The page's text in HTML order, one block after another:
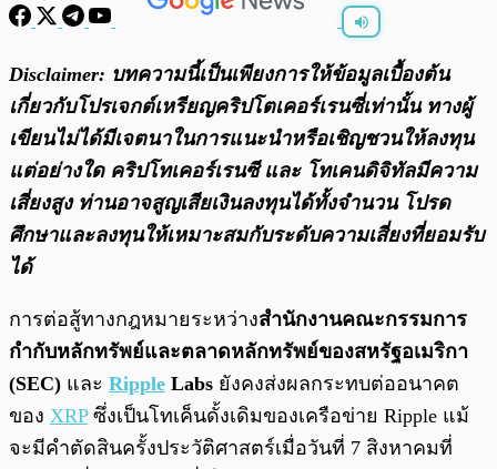
0:00/ 0:00
Disclaimer: บทความนี้เป็นเพียงการให้ข้อมูลเบื้องต้น
เกี่ยวกับโปรเจกต์เหรียญคริปโตเคอร์เรนซี่เท่านั้น ทางผู้
เขียนไม่ได้มีเจตนาในการแนะนำหรือเชิญชวนให้ลงทุน
แต่อย่างใด คริปโทเคอร์เรนซี และ โทเคนดิจิทัลมีความ
เสี่ยงสูง ท่านอาจสูญเสียเงินลงทุนได้ทั้งจํานวน โปรด
ศึกษาและลงทุนให้เหมาะสมกับระดับความเสี่ยงที่ยอมรับ
ได้
การต่อสู้ทางกฎหมายระหว่างสำนักงานคณะกรรมการ
กำกับหลักทรัพย์และตลาดหลักทรัพย์ของสหรัฐอเมริกา
(SEC) และ Ripple Labs ยังคงส่งผลกระทบต่ออนาคต
ของ XRPซึ่งเป็นโทเค็นดั้งเดิมของเครือข่าย Ripple แม้
จะมีคำตัดสินครั้งประวัติศาสตร์เมื่อวันที่ 7 สิงหาคมที่